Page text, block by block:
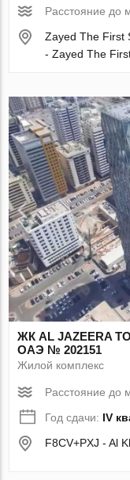
Расстояние до
Zayed The First
- Zayed The
ЖК AL JAZEERA
ОАЭ № 202151
Жилой комплекс
Расстояние до
Год сдачи: IV
F8CV+PXJ - Al